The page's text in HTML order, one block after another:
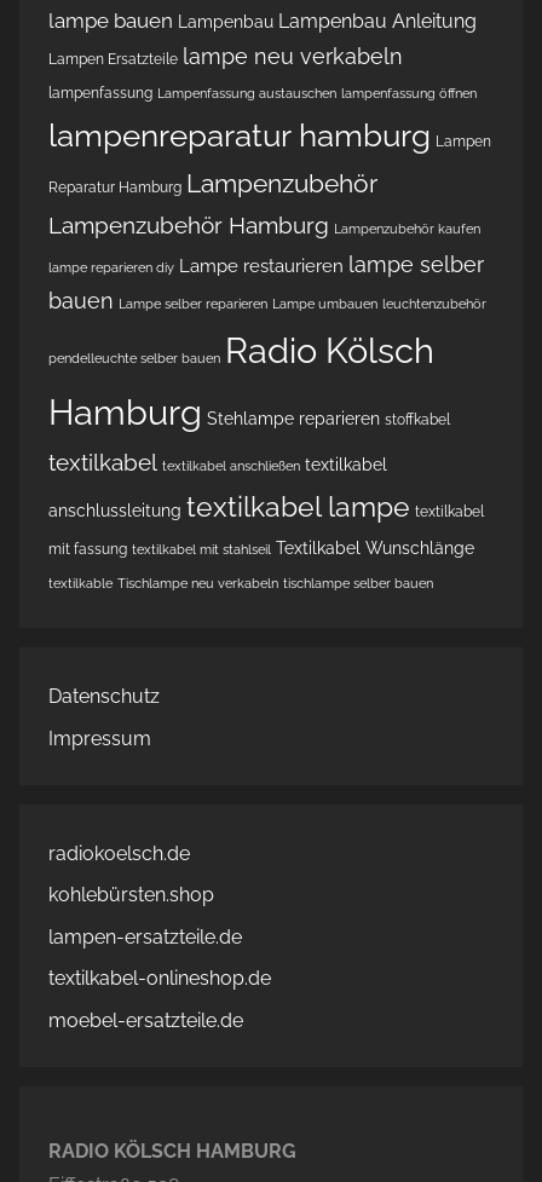
lampe bauen Lampenbau Lampenbau Anleitung
Lampen Ersatzteile lampe neu verkabeln
lampenfassung Lampenfassung austauschen lampenfassung öffnen
lampenreparatur hamburg Lampen
Reparatur Hamburg Lampenzubehör
Lampenzubehör Hamburg Lampenzubehör kaufen
lampe reparieren diy Lampe restaurieren lampe selber
bauen
Lampe selber reparieren Lampe umbauen leuchtenzubehör
pendelleuchte selber bauen Radio Kölsch
Hamburg Stehlampe reparieren stoffkabel
textilkabel textilkabel anschließen textilkabel
anschlussleitung textilkabel lampe textilkabel
mit fassung textilkabel mit stahlseil Textilkabel Wunschlänge
textilkable Tischlampe neu verkabeln tischlampe selber bauen
Datenschutz
Impressum
radiokoelsch.de
kohlebürsten.shop
lampen-ersatzteile.de
textilkabel-onlineshop.de
moebel-ersatzteile.de
RADIO KÖLSCH HAMBURG